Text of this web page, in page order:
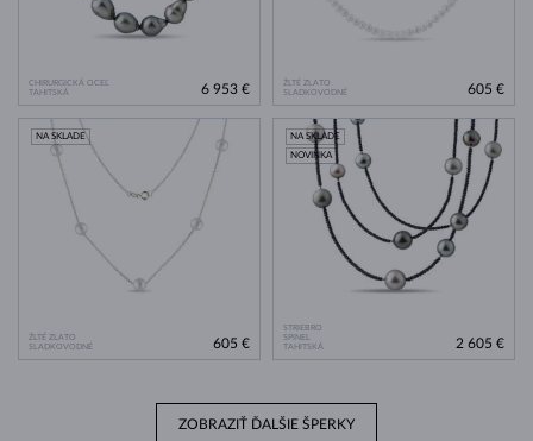
CHIRURGICKÁ OCEĽ
TAHITSKÁ
6 953 €
ŽLTÉ ZLATO
SLADKOVODNÉ
605 €
ŽLTÉ ZLATO
SLADKOVODNÉ
NA SKLADE
605 €
STRIEBRO
SPINEL
TAHITSKÁ
NA SKLADE
NOVINKA
2 605 €
ZOBRAZIŤ ĎALŠIE ŠPERKY